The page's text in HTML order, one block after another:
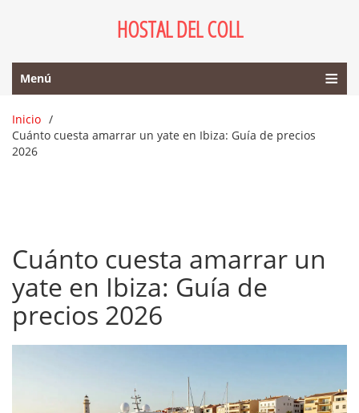
HOSTAL DEL COLL
Menú
Inicio
Cuánto cuesta amarrar un yate en Ibiza: Guía de precios
2026
Cuánto cuesta amarrar un
yate en Ibiza: Guía de
precios 2026